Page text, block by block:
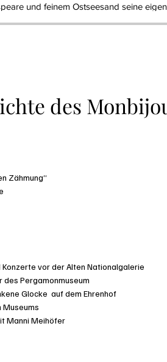
und feinem Ostseesand seine
des
Zähmung“
vor der Alten Nationalgalerie
des Pergamonmuseum
Glocke auf dem Ehrenhof
Museums
Manni Meihöfer